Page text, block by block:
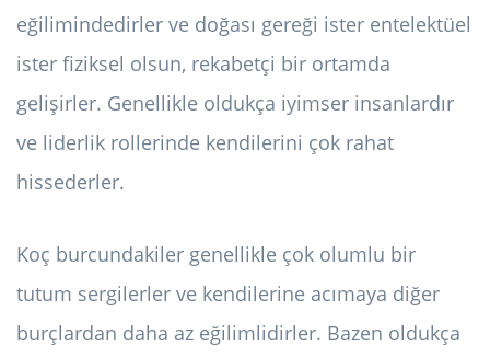
eğilimindedirler ve doğası gereği ister entelektüel
ister fiziksel olsun, rekabetçi bir ortamda
gelişirler. Genellikle oldukça iyimser insanlardır
ve liderlik rollerinde kendilerini çok rahat
hissederler.
Koç burcundakiler genellikle çok olumlu bir
tutum sergilerler ve kendilerine acımaya diğer
burçlardan daha az eğilimlidirler. Bazen oldukça